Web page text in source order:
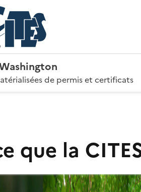
de permis et certificats
que la